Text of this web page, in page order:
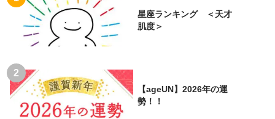
星座ランキング ＜天才
肌度＞
【ageUN】2026年の運
勢！！